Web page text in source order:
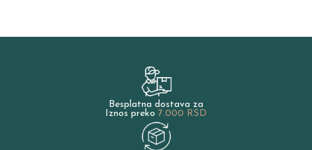
Besplatna dostava za
Iznos preko 7.000 RSD